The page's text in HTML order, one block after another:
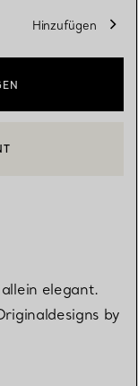
Hinzufügen
ODER EINEN
elegant.
by